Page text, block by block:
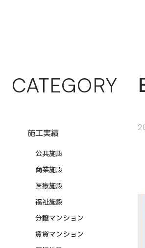
CATEGORY
施工実績
公共施設
商業施設
医療施設
福祉施設
分譲マンション
賃貸マンション